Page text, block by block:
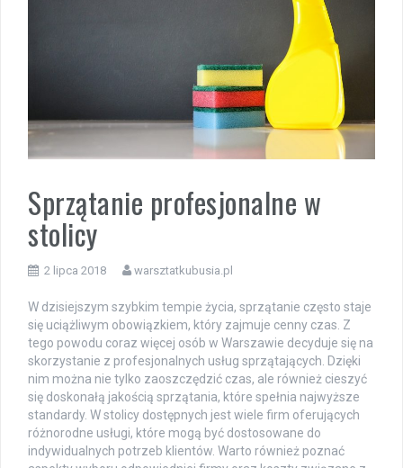
Sprzątanie profesjonalne w
stolicy
2 lipca 2018 warsztatkubusia.pl
W dzisiejszym szybkim tempie życia, sprzątanie często staje
się uciążliwym obowiązkiem, który zajmuje cenny czas. Z
tego powodu coraz więcej osób w Warszawie decyduje się na
skorzystanie z profesjonalnych usług sprzątających. Dzięki
nim można nie tylko zaoszczędzić czas, ale również cieszyć
się doskonałą jakością sprzątania, które spełnia najwyższe
standardy. W stolicy dostępnych jest wiele firm oferujących
różnorodne usługi, które mogą być dostosowane do
indywidualnych potrzeb klientów. Warto również poznać